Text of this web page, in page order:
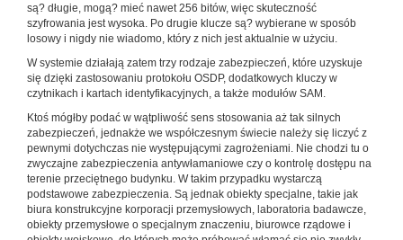
są? długie, mogą? mieć nawet 256 bitów, więc skuteczność
szyfrowania jest wysoka. Po drugie klucze są? wybierane w sposób
losowy i nigdy nie wiadomo, który z nich jest aktualnie w użyciu.
W systemie działają zatem trzy rodzaje zabezpieczeń, które uzyskuje
się dzięki zastosowaniu protokołu OSDP, dodatkowych kluczy w
czytnikach i kartach identyfikacyjnych, a także modułów SAM.
Ktoś mógłby podać w wątpliwość sens stosowania aż tak silnych
zabezpieczeń, jednakże we współczesnym świecie należy się liczyć z
pewnymi dotychczas nie występującymi zagrożeniami. Nie chodzi tu o
zwyczajne zabezpieczenia antywłamaniowe czy o kontrolę dostępu na
terenie przeciętnego budynku. W takim przypadku wystarczą
podstawowe zabezpieczenia. Są jednak obiekty specjalne, takie jak
biura konstrukcyjne korporacji przemysłowych, laboratoria badawcze,
obiekty przemysłowe o specjalnym znaczeniu, biurowce rządowe i